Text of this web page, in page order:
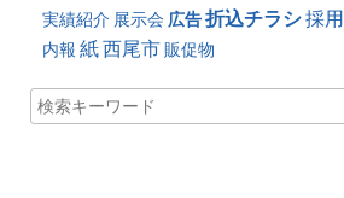
実績紹介 展示会 広告折込チラシ採用
内報 紙西尾市 販促物